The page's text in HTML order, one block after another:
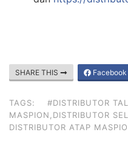
SHARE THIS Facebook
TAGS:
#DISTRIBUTOR
MASPION,DISTRIBUTOR
DISTRIBUTOR ATAP